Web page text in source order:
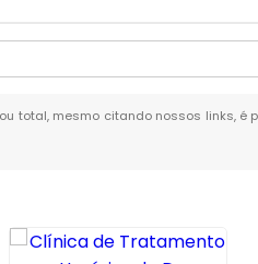
total, mesmo citando nossos links,